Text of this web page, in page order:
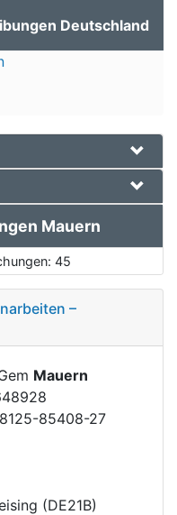
Deutschland
Mauern
45
–
Mauern
85408-27
(DE21B)